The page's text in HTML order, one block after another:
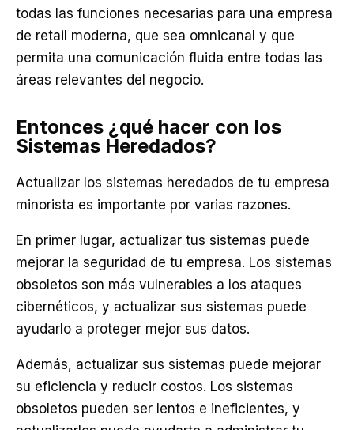
todas las funciones necesarias para una empresa
de retail moderna, que sea omnicanal y que
permita una comunicación fluida entre todas las
áreas relevantes del negocio.
Entonces ¿qué hacer con los
Sistemas Heredados?
Actualizar los sistemas heredados de tu empresa
minorista es importante por varias razones.
En primer lugar, actualizar tus sistemas puede
mejorar la seguridad de tu empresa. Los sistemas
obsoletos son más vulnerables a los ataques
cibernéticos, y actualizar sus sistemas puede
ayudarlo a proteger mejor sus datos.
Además, actualizar sus sistemas puede mejorar
su eficiencia y reducir costos. Los sistemas
obsoletos pueden ser lentos e ineficientes, y